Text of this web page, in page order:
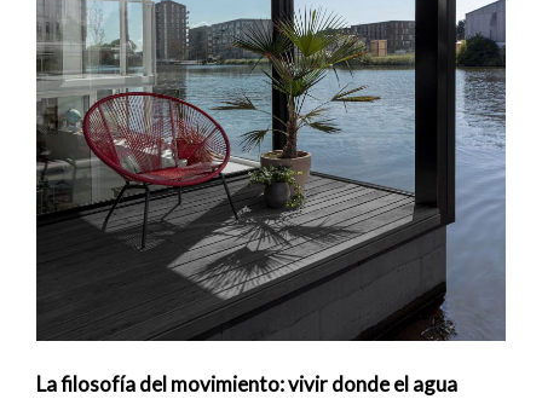
La filosofía del movimiento: vivir donde el agua